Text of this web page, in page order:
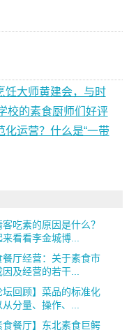
饪大师黄建会，与时
校的素食厨师们好评
化运营？什么是“一带
客吃素的原因是什么？
来看看李金城博...
餐厅经营：关于素食市
因及经营的若干...
坛回顾】菜品的标准化
从分量、操作、...
食餐厅】东北素食巨鳄